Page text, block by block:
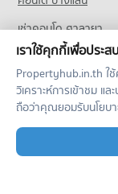
ขายคอนโด อาคารไอบีเ
มีคอนโดขาย 509 ประก
คอนโด ซอยอารีย์
110 โครงการ
คอนโดให้เช่า ซอยอารี
มีคอนโดให้เช่า 2,989 ป
มีคอนโดขาย 1,092 ประ
เช่าคอนโด ศาลายา
คอนโด ปทุมธานี
เราใช้คุกกี้เพื่อปร
Propertyhub.in.th
วิเคราะห์การเข้าชม แ
ถือว่าคุณยอมรับนโยบ